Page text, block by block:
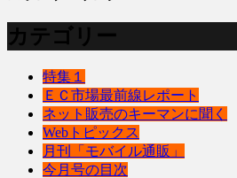
カテゴリー
特集１
ＥＣ市場最前線レポート
ネット販売のキーマンに聞く
Webトピックス
月刊「モバイル通販」
今月号の目次